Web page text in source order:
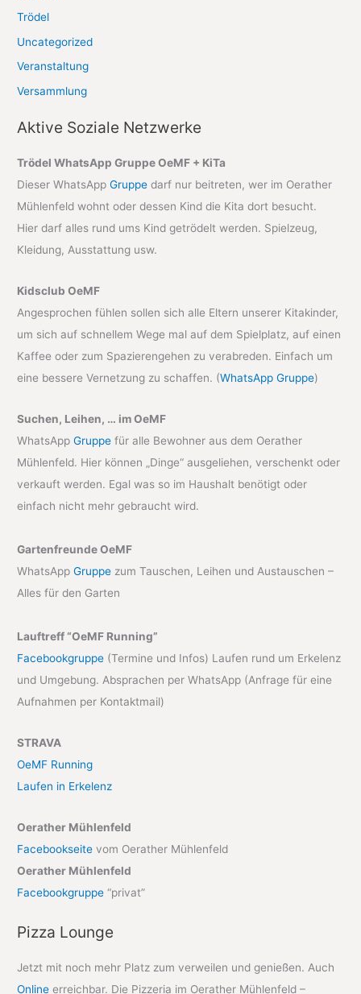
Trödel
Uncategorized
Veranstaltung
Versammlung
Aktive Soziale Netzwerke
Trödel WhatsApp Gruppe OeMF + KiTa
Dieser WhatsAppGruppe darf nur beitreten, wer im Oerather
Mühlenfeld wohnt oder dessen Kind die Kita dort besucht.
Hier darf alles rund ums Kind getrödelt werden. Spielzeug,
Kleidung, Ausstattung usw.
Kidsclub OeMF
Angesprochen fühlen sollen sich alle Eltern unserer Kitakinder,
um sich auf schnellem Wege mal auf dem Spielplatz, auf einen
Kaffee oder zum Spazierengehen zu verabreden. Einfach um
eine bessere Vernetzung zu schaffen. (WhatsApp Gruppe)
Suchen, Leihen, … im OeMF
WhatsAppGruppe für alle Bewohner aus dem Oerather
Mühlenfeld. Hier können „Dinge“ ausgeliehen, verschenkt oder
verkauft werden. Egal was so im Haushalt benötigt oder
einfach nicht mehr gebraucht wird.
Gartenfreunde OeMF
WhatsAppGruppe zum Tauschen, Leihen und Austauschen –
Alles für den Garten
Lauftreff “OeMF Running”
Facebookgruppe (Termine und Infos) Laufen rund um Erkelenz
und Umgebung. Absprachen per WhatsApp (Anfrage für eine
Aufnahmen per Kontaktmail)
STRAVA
OeMF Running
Laufen in Erkelenz
Oerather Mühlenfeld
Facebookseite vom Oerather Mühlenfeld
Oerather Mühlenfeld
Facebookgruppe “privat”
Pizza Lounge
Jetzt mit noch mehr Platz zum verweilen und genießen. Auch
Online erreichbar. Die Pizzeria im Oerather Mühlenfeld –